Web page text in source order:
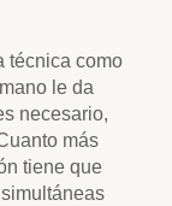
técnica como
le da
necesario,
más
tiene que